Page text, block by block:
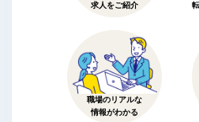
求人をご紹介
職場のリアルな
情報がわかる